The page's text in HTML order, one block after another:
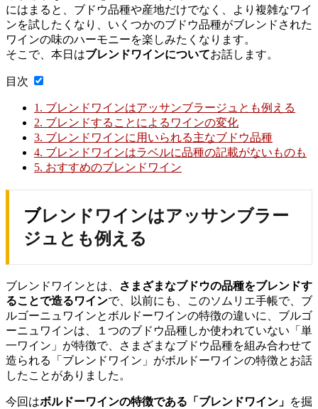
にはまると、ブドウ品種や産地だけでなく、より複雑なワイ
ンを試したくなり、いくつかのブドウ品種がブレンドされた
ワインの味のハーモニーを楽しみたくなります。
そこで、本日はブレンドワインについてお話します。
目次
1. ブレンドワインはアッサンブラージュとも例える
2. ブレンドすることによるワインの変化
3. ブレンドワインに用いられる主なブドウ品種
4. ブレンドワインはラベルに品種の記載がないものも
5. おすすめのブレンドワイン
ブレンドワインはアッサンブラー
ジュとも例える
ブレンドワインとは、
さまざまなブドウの品種をブレンドす
ることで造るワインで、以前にも、このソムリエ手帳で、ブ
ルゴーニュワインとボルドーワインの特徴の違いに、ブルゴ
ーニュワインは、１つのブドウ品種しか使われていない「単
一ワイン」が特徴で、さまざまなブドウ品種を組み合わせて
造られる「ブレンドワイン」がボルドーワインの特徴とお話
したことがありました。
今回はボルドーワインの特徴である「ブレンドワイン」 を掘